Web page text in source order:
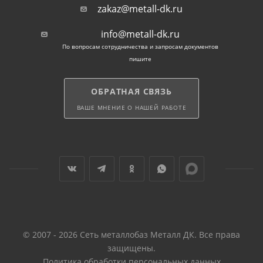
при монтаже лестничных пролетов.
При подборе металлопроката по толщине
учитывают нагрузку по массе и площадь покрытия.
Как правило, для ступеней размерами от 240х580 до
400х1260 мм применяют сталь с S основания 3-5 мм.
Для напольных покрытий используют лист стальной
zakaz@metall-dk.ru
info@metall-dk.ru
По вопросам сотрудничества и запросам документов
пишите
ОБРАТНАЯ СВЯЗЬ
ВАШЕ МНЕНИЕ О НАШЕЙ РАБОТЕ
© 2007 - 2026 Сеть металлобаз Металл ДК. Все права
защищены.